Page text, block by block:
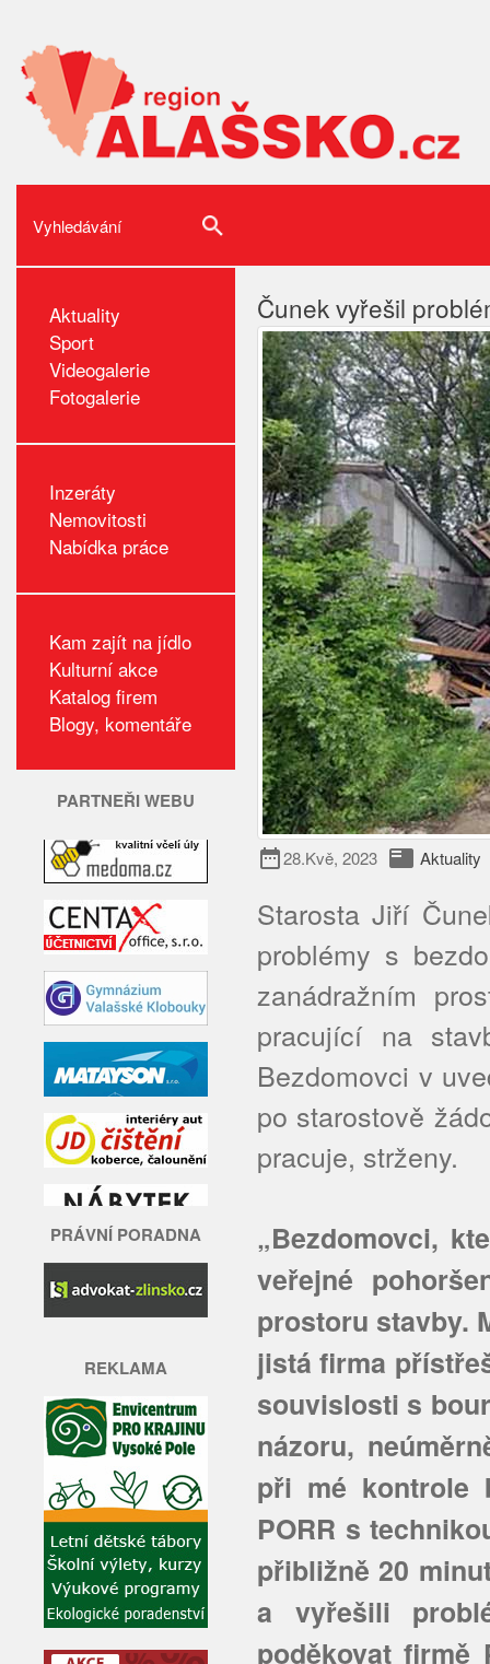
Aktuality
Sport
Videogalerie
Fotogalerie
Inzeráty
Nemovitosti
Nabídka práce
Kam zajít na jídlo
Kulturní akce
Katalog firem
Blogy, komentáře
PARTNEŘI WEBU
PRÁVNÍ PORADNA
REKLAMA
Čunek vyřešil
date_range28.Kvě, 2023 featured_play_list Aktuality
Starosta Jiří
problémy s
zanádražním
pracující na
Bezdomovci v
po starostově
pracuje, strženy.
„Bezdomovci,
veřejné
prostoru stavby.
jistá firma
souvislosti s
názoru,
při mé kontrole
PORR s
přibližně 20
a vyřešili
poděkovat firmě